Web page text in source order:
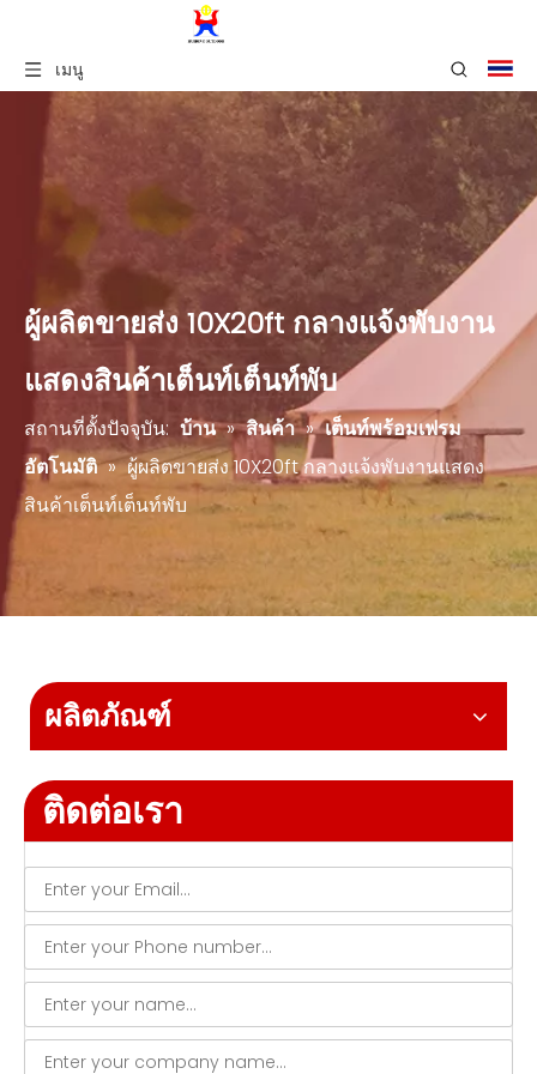
เมนู
ผู้ผลิตขายส่ง 10X20ft กลางแจ้งพับงาน
แสดงสินค้าเต็นท์เต็นท์พับ
สถานที่ตั้งปัจจุบัน: บ้าน » สินค้า » เต็นท์พร้อมเฟรม
อัตโนมัติ » ผู้ผลิตขายส่ง 10X20ft กลางแจ้งพับงานแสดง
สินค้าเต็นท์เต็นท์พับ
ผลิตภัณฑ์
ติดต่อเรา